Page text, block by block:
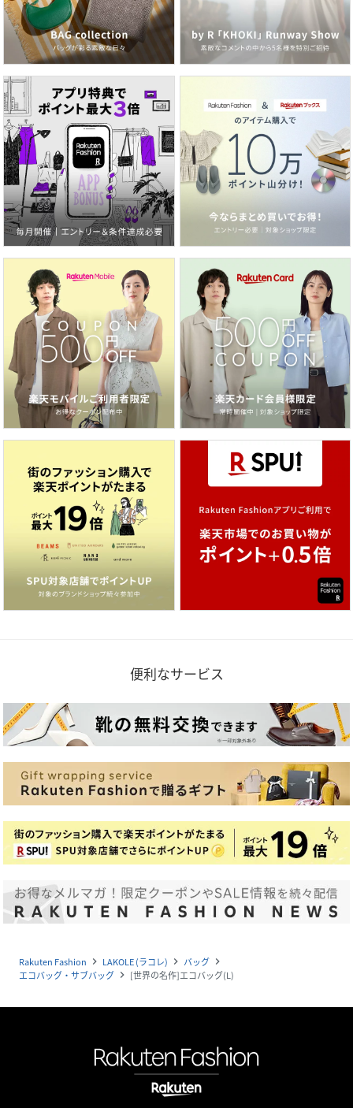
便利なサービス
Rakuten Fashion navigate_next LAKOLE (ラコレ) navigate_next バッグ navigate_next
エコバッグ・サブバッグ navigate_next [世界の名作]エコバッグ(L)